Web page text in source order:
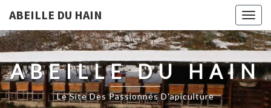
ABEILLE DU HAIN
ABEILLE DU HAIN
Le Site Des Passionnés D'apiculture